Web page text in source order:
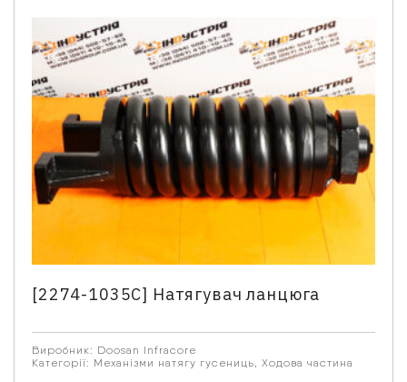
[2274-1035C] Натягувач ланцюга
Виробник: Doosan Infracore
Категорії: Механізми натягу гусениць, Ходова частина